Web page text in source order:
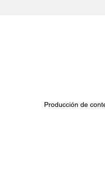
Producción de